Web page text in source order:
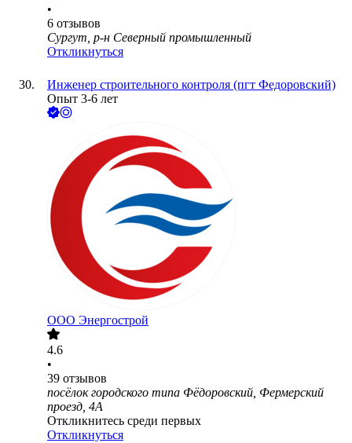
•
6 отзывов
Сургут, р-н Северный промышленный
Откликнуться
Инженер строительного контроля (пгт Федоровский)
Опыт 3-6 лет
ООО Энергострой
4.6
•
39 отзывов
посёлок городского типа Фёдоровский, Фермерский
проезд, 4А
Откликнитесь среди первых
Откликнуться